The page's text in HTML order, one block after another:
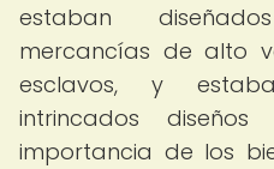
estaban
mercancías de alto
esclavos, y
intrincados
importancia de los